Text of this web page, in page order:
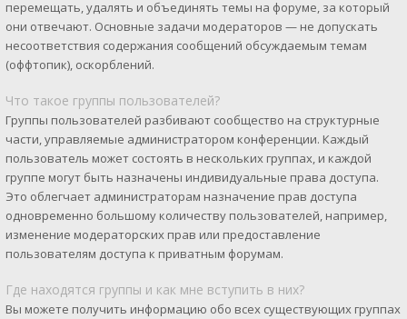
перемещать, удалять и объединять темы на форуме, за который
они отвечают. Основные задачи модераторов — не допускать
несоответствия содержания сообщений обсуждаемым темам
(оффтопик), оскорблений.
Что такое группы пользователей?
Группы пользователей разбивают сообщество на структурные
части, управляемые администратором конференции. Каждый
пользователь может состоять в нескольких группах, и каждой
группе могут быть назначены индивидуальные права доступа.
Это облегчает администраторам назначение прав доступа
одновременно большому количеству пользователей, например,
изменение модераторских прав или предоставление
пользователям доступа к приватным форумам.
Где находятся группы и как мне вступить в них?
Вы можете получить информацию обо всех существующих группах